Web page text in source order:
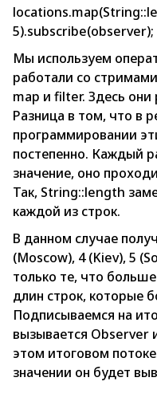
5).subscribe(observer);
Мы используем
работали со
map и filter. Здесь
Разница в том, что в
программировании
постепенно. Каждый
значение, оно
Так, String::length
каждой из строк.
В данном случае
(Moscow), 4 (Kiev), 5
только те, что
длин строк, которые
Подписываемся на
вызывается Observer
этом итоговом
значении он будет